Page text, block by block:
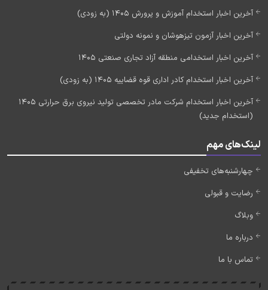
آخرین اخبار استخدام آموزش و پرورش 1405 (به زودی)
آخرین اخبار آزمون تیزهوشان و نمونه دولتی
آخرین اخبار استخدامی منطقه آزاد تجاری صنعتی 1405
آخرین اخبار استخدام کادر اداری قوه قضاییه 1405 (به زودی)
آخرین اخبار استخدام شرکت مادر تخصصی تولید نیروی برق حرارتی 1405
(استخدام جدید)
لینک‌های مهم
چهارشنبه‌های تخفیفی
رضایت و قبولی
وبلاگ
درباره ما
تماس با ما